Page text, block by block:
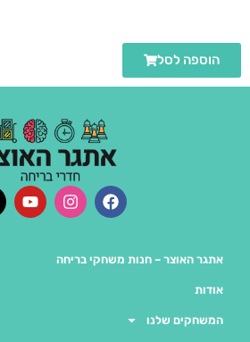
הוספה לסל
אתגר האוצר – חנות משחקי בריחה
אודות
המשחקים שלנו